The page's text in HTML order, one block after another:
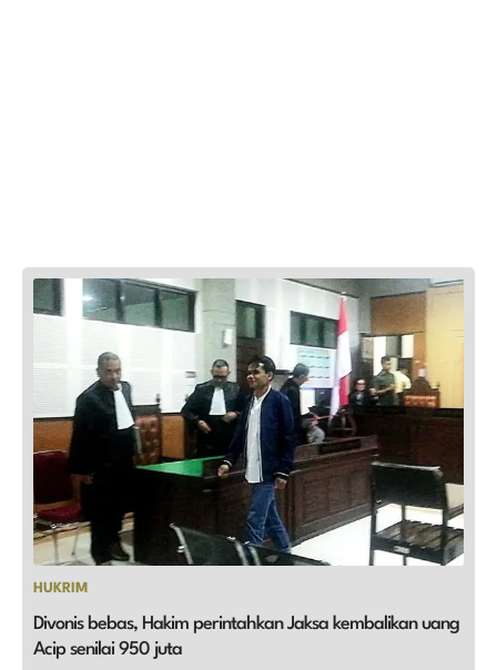
HUKRIM
Divonis bebas, Hakim perintahkan Jaksa kembalikan uang
Acip senilai 950 juta